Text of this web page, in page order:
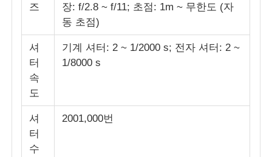
즈
장: f/2.8 ~ f/11; 초점: 1m ~ 무한도 (자
동 초점)
셔
터
속
도
기계 셔터: 2 ~ 1/2000 s; 전자 셔터: 2 ~
1/8000 s
셔
터
수
2001,000번